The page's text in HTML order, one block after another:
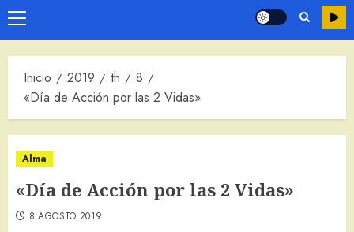
Menú
principal
Inicio 2019 th
8
«Día de Acción por las 2 Vidas»
Alma
«Día de Acción por las 2 Vidas»
8 AGOSTO 2019